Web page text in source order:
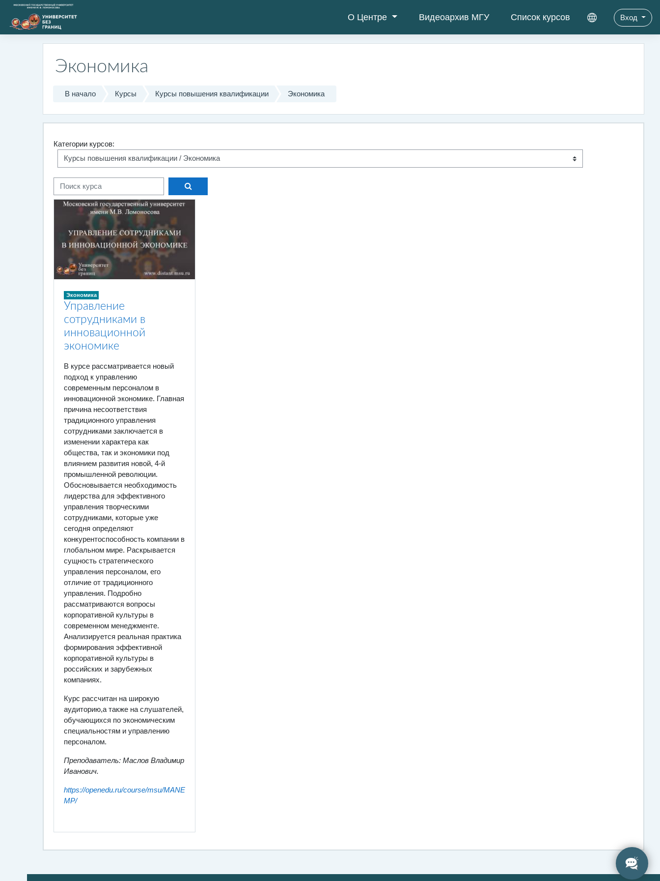
О Центре Видеоархив МГУ Список курсов Вход
Перейти к основному содержанию
Экономика
В начало Курсы Курсы повышения квалификации Экономика
Категории курсов:
Поиск курса
Экономика
Управление
сотрудниками в
инновационной
экономике
В курсе рассматривается новый
подход к управлению
современным персоналом в
инновационной экономике. Главная
причина несоответствия
традиционного управления
сотрудниками заключается в
изменении характера как
общества, так и экономики под
влиянием развития новой, 4-й
промышленной революции.
Обосновывается необходимость
лидерства для эффективного
управления творческими
сотрудниками, которые уже
сегодня определяют
конкурентоспособность компании в
глобальном мире. Раскрывается
сущность стратегического
управления персоналом, его
отличие от традиционного
управления. Подробно
рассматриваются вопросы
корпоративной культуры в
современном менеджменте.
Анализируется реальная практика
формирования эффективной
корпоративной культуры в
российских и зарубежных
компаниях.
Курс рассчитан на широкую
аудиторию,а также на слушателей,
обучающихся по экономическим
специальностям и управлению
персоналом.
Преподаватель: Маслов Владимир
Иванович.
https://openedu.ru/course/msu/MANE
MP/